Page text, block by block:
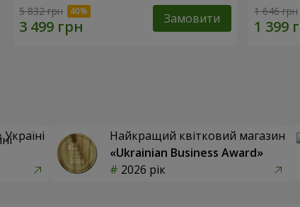
5 832 грн Замовити 1 646 грн
Найкращий квітковий магазин
«Ukrainian Business Award»
2026 рік